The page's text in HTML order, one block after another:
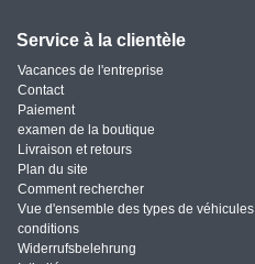
Service à la clientèle
Vacances de l'entreprise
Contact
Paiement
examen de la boutique
Livraison et retours
Plan du site
Comment rechercher
Vue d'ensemble des types de véhicules
conditions
Widerrufsbelehrung